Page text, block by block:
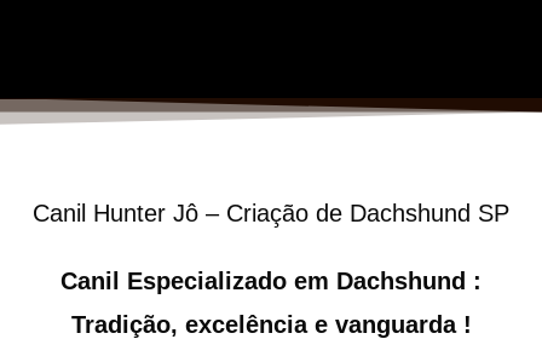
Canil Hunter Jô – Criação de Dachshund SP
Canil Especializado em Dachshund :
Tradição, excelência e vanguarda !